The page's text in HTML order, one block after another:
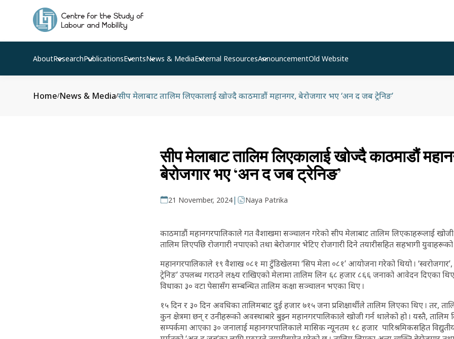
AboutResearchPublicationsEventsNews & MediaExternal ResourcesAnnouncementOld Website
Home/News & Media/सीप मेलाबाट तालिम लिएकालाई खोज्दै काठमाडौं महानगर, बेरोजगार भए ‘अन द जब ट्रेनिङ’
सीप मेलाबाट तालिम लिएकालाई खोज्दै काठमाडौं
बेरोजगार भए ‘अन द जब ट्रेनिङ’
21 November, 2024| Naya Patrika
काठमाडौं महानगरपालिकाले गत वैशाखमा सञ्चालन गरेको सीप मेलाबाट तालिम लिएकाहरूलाई खोजी
तालिम लिएपछि रोजगारी नपाएको तथा बेरोजगार भेटिए रोजगारी दिने तयारीसहित सहभागी
महानगरपालिकाले १९ वैशाख ०८१ मा टुँडिखेलमा ‘सिप मेला ०८१’ आयोजना गरेको थियो । ‘स्वरोजगार’,
ट्रेनिङ’ उपलब्ध गराउने लक्ष्य राखिएको मेलामा तालिम लिन ६८ हजार ८६६ जनाको आवेदन दिएका
विधाका ३० वटा पेसासँग सम्बन्धित तालिम कक्षा सञ्चालन भएका थिए ।
१५ दिन र ३० दिन अवधिका तालिमबाट दुई हजार ७१५ जना प्रशिक्षार्थीले तालिम लिएका थिए । तर,
कुन क्षेत्रमा छन् र उनीहरूको अवस्थाबारे बुझ्न महानगरपालिकाले खोजी गर्न थालेको हो । यस्तै,
सम्पर्कमा आएका ३० जनालाई महानगरपालिकाले मासिक न्यूनतम १८ हजार पारिश्रमिकसहित